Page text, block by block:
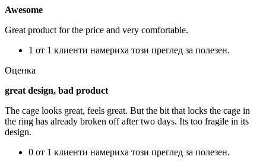
Awesome
Great product for the price and very comfortable.
1 от 1 клиенти намериха този преглед за полезен.
Оценка
great design, bad product
The cage looks great, feels great. But the bit that locks the cage in
the ring has already broken off after two days. Its too fragile in its
design.
0 от 1 клиенти намериха този преглед за полезен.